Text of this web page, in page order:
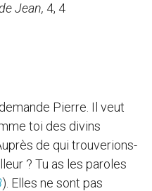
Jean, 4, 4
Pierre. Il veut
toi des divins
de qui trouverions-
? Tu as les paroles
). Elles ne sont pas